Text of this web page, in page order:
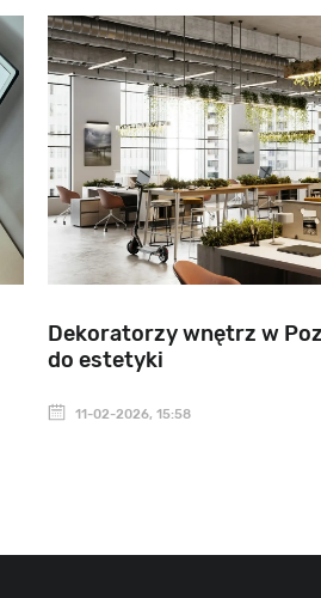
Dekoratorzy wnętrz w
do estetyki
11-02-2026, 15:58